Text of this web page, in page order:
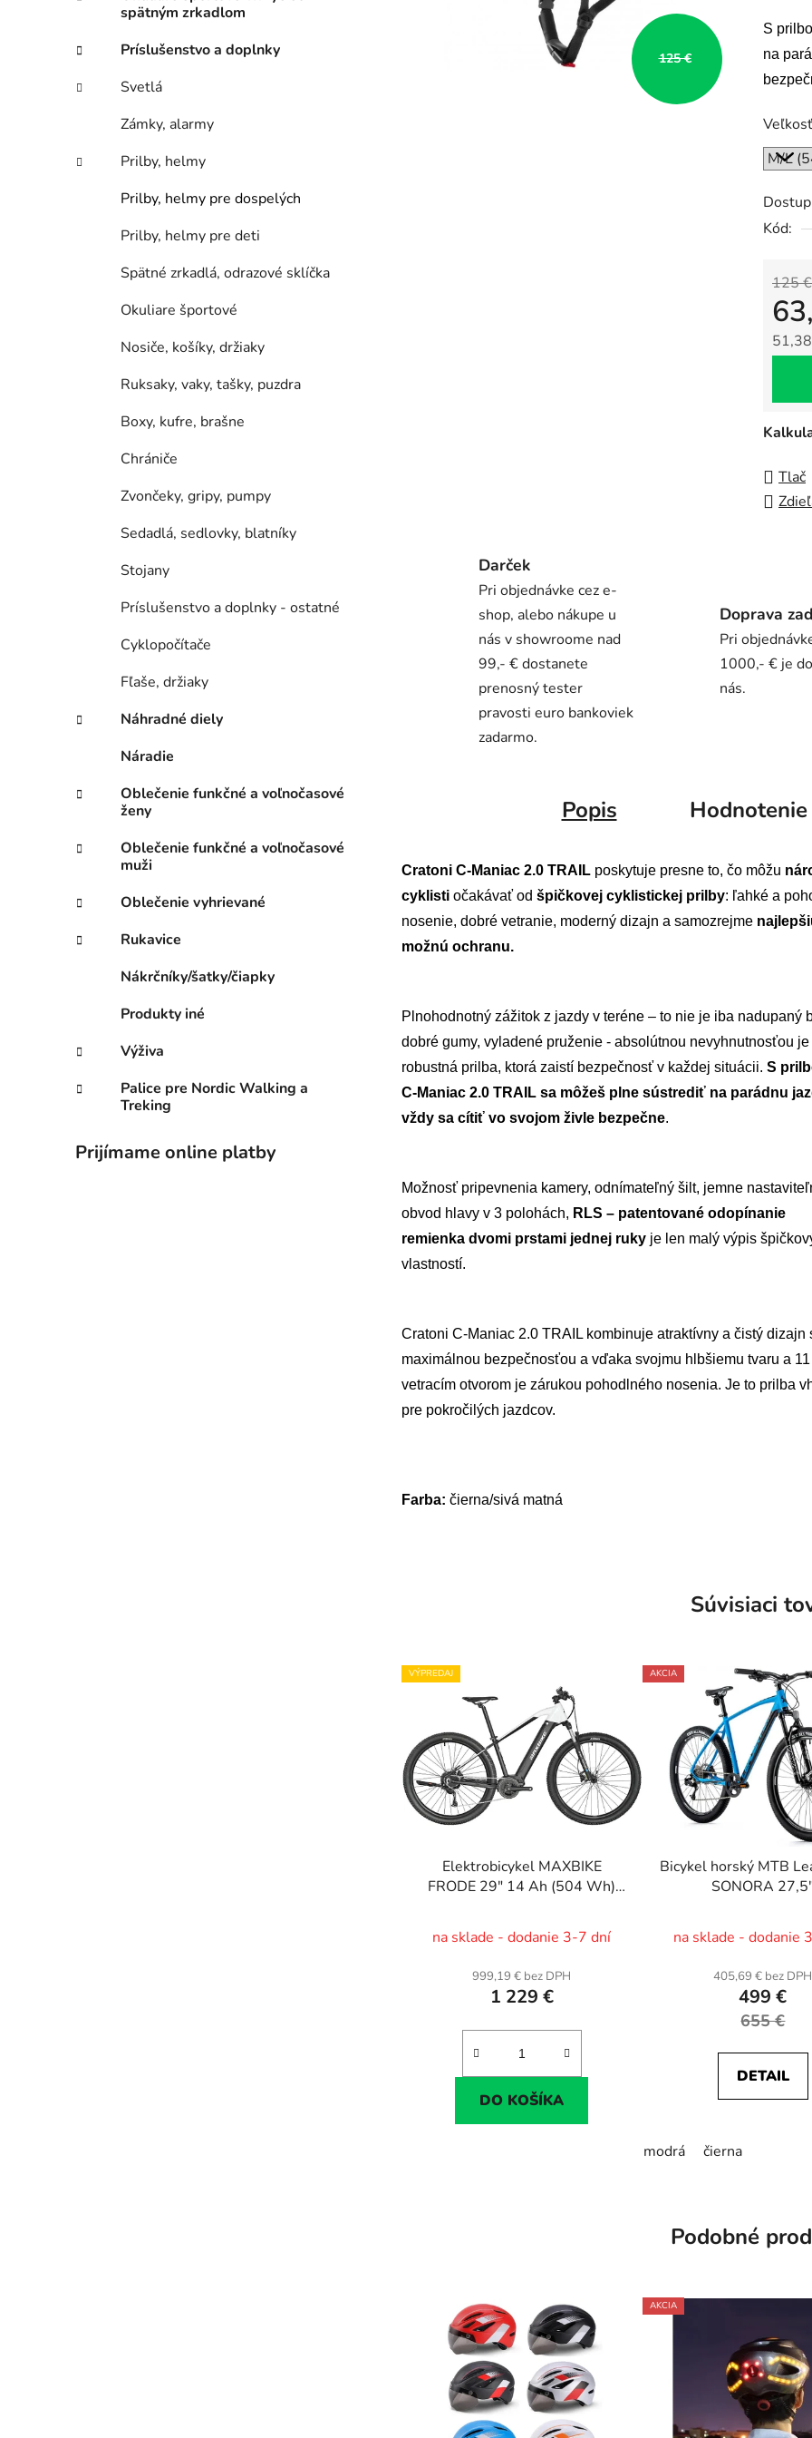
l
spätným zrkadlom
Príslušenstvo a doplnky
Svetlá
Zámky, alarmy
Prilby, helmy
Prilby, helmy pre dospelých
Prilby, helmy pre deti
Spätné zrkadlá, odrazové sklíčka
Okuliare športové
Nosiče, košíky, držiaky
Ruksaky, vaky, tašky, puzdra
Boxy, kufre, brašne
Chrániče
Zvončeky, gripy, pumpy
Sedadlá, sedlovky, blatníky
Stojany
Príslušenstvo a doplnky - ostatné
Cyklopočítače
Fľaše, držiaky
Náhradné diely
Náradie
Oblečenie funkčné a voľnočasové
ženy
Oblečenie funkčné a voľnočasové
muži
Oblečenie vyhrievané
Rukavice
Nákrčníky/šatky/čiapky
Produkty iné
Výživa
Palice pre Nordic Walking a
Treking
Prijímame online platby
je
0,0
z
S
na
Veľkosť
Kód:
125 €
Tlač
125 €
Darček
Pri objednávke cez e-
shop, alebo nákupe u
nás v showroome nad
99,- € dostanete
prenosný tester
pravosti euro bankoviek
zadarmo.
Doprava
Pri
1000,- € je
nás.
Popis Hodnotenie
Cratoni C-Maniac 2.0 TRAIL poskytuje presne to, čo môžu
cyklisti očakávať od špičkovej cyklistickej prilby: ľahké a
nosenie, dobré vetranie, moderný dizajn a samozrejme
možnú ochranu.
Plnohodnotný zážitok z jazdy v teréne – to nie je iba nadupaný
dobré gumy, vyladené pruženie - absolútnou nevyhnutnosťou je
robustná prilba, ktorá zaistí bezpečnosť v každej situácii. S
C-Maniac 2.0 TRAIL sa môžeš plne sústrediť na parádnu
vždy sa cítiť vo svojom živle bezpečne.
Možnosť pripevnenia kamery, odnímateľný šilt, jemne
obvod hlavy v 3 polohách, RLS – patentované odopínanie
remienka dvomi prstami jednej ruky je len malý výpis
vlastností.
Cratoni C-Maniac 2.0 TRAIL kombinuje atraktívny a čistý dizajn
maximálnou bezpečnosťou a vďaka svojmu hlbšiemu tvaru a 11
vetracím otvorom je zárukou pohodlného nosenia. Je to prilba
pre pokročilých jazdcov.
Farba: čierna/sivá matná
Súvisiaci
VÝPREDAJ
Elektrobicykel MAXBIKE
FRODE 29" 14 Ah (504 Wh)
na sklade - dodanie 3-7 dní
999,19 € bez DPH
1 229 €
DO KOŠÍKA
AKCIA
Bicykel horský MTB
SONORA
na sklade - dodanie
405,69 € bez DPH
499 €
655 €
DETAIL
modrá čierna
Podobné
AKCIA